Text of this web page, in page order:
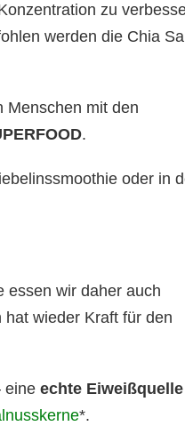
zu
werden die Chia
Menschen mit den
.
oder in
essen wir daher auch
wieder Kraft für den
eine echte Eiweißquelle
*.